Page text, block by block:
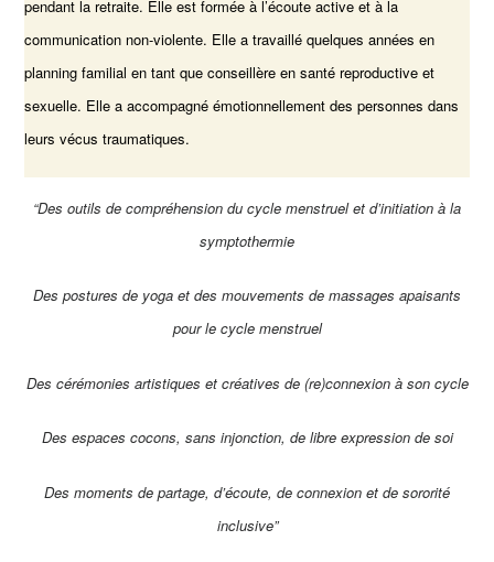
pendant la retraite. Elle est formée à l’écoute active et à la
communication non-violente. Elle a travaillé quelques années en
planning familial en tant que conseillère en santé reproductive et
sexuelle. Elle a accompagné émotionnellement des personnes dans
leurs vécus traumatiques.
“Des outils de compréhension du cycle menstruel et d’initiation à la
symptothermie
Des postures de yoga et des mouvements de massages apaisants
pour le cycle menstruel
Des cérémonies artistiques et créatives de (re)connexion à son cycle
Des espaces cocons, sans injonction, de libre expression de soi
Des moments de partage, d’écoute, de connexion et de sororité
inclusive”